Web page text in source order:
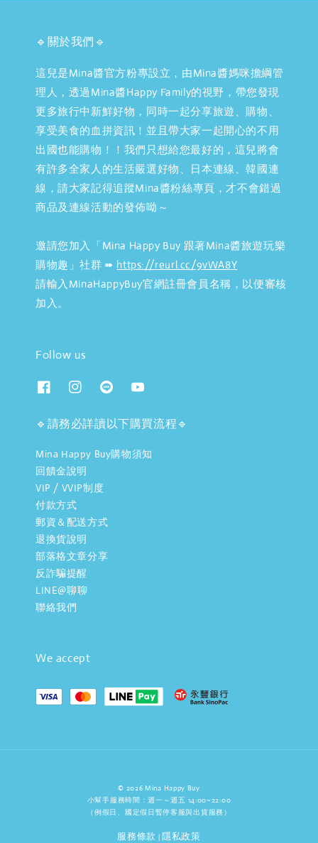
🔹關於我們🔹
這兒是Mina醬官方粉專設立，由Mina醬媽咪擔綱管
理人，透過Mina醬Happy Family的視野，帶您發現
更多旅行中新鮮好物，同時一起分享旅遊、購物、
享受美食的血拼資訊！並且帶大家一起開心的不用
出國也能購物！！我們只想給您最好的，這兒將會
有許多全家人的生活嚴選好物、日本連線、韓國連
線，請大家記得追蹤Mina醬粉絲專頁，才不會錯過
商品及連線活動的發佈呦～
邀請您加入「Mina Happy Buy 跟著Mina醬旅遊玩樂
購物趣」社群 ➠ https://reurl.cc/9vWA8Y
請輸入MinaHappyBuy官網註冊會員名稱，以便審核
加入。
Follow us
🔹請務必詳讀以下購買流程🔹
Mina Happy Buy購物須知
回饋金說明
VIP / VVIP制度
付款方式
郵資＆配送方式
退換貨說明
部落格文章分享
反詐騙提醒
LINE@聊聊
聯絡我們
We accept
© 2026 Mina Happy Buy
小幫手服務時間：週一～週五 14:00~22:00
（例假日、國定假日暫停客服與出貨服務）
服務條款 | 隱私政策